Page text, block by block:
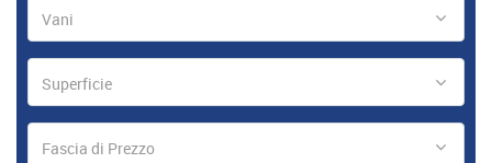
Vani
Superficie
Fascia di Prezzo